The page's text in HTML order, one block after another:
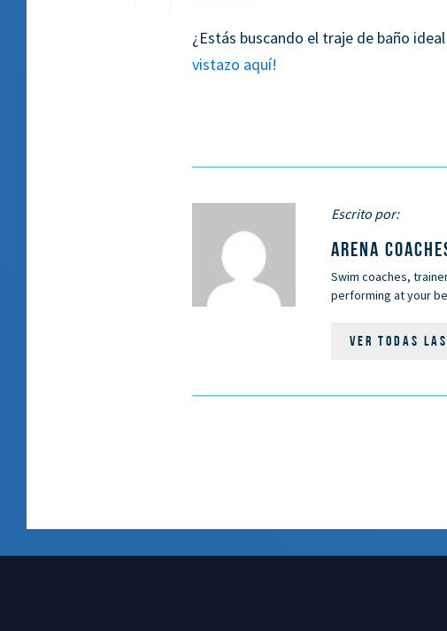
¿Estás buscando el traje de baño
vistazo aquí!
Escrito por:
ARENA
Swim coaches,
performing at your
VER TODAS